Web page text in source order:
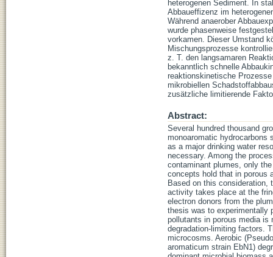
heterogenen Sediment. In
Abbaueffizenz im
Während anaerober
wurde phasenweise
vorkamen. Dieser Umstand
Mischungsprozesse
z. T. den langsamaren
bekanntlich schnelle
reaktionskinetische
mikrobiellen
zusätzliche limitierende
Abstract:
Several hundred thousand
monoaromatic hydrocarbons
as a major drinking water
necessary. Among the
contaminant plumes, only
concepts hold that in porous
Based on this consideration,
activity takes place at the
electron donors from the
thesis was to experimentally
pollutants in porous media is
degradation-limiting factors.
microcosms. Aerobic
aromaticum strain EbN1)